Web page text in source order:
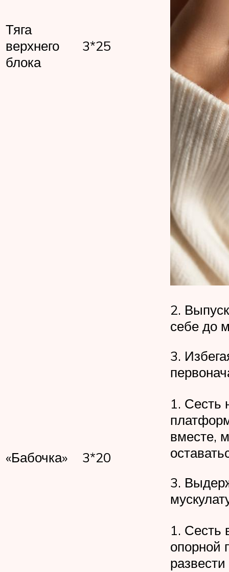
Тяга
верхнего
блока
3*25
2.
себе до
3.
«Бабочка» 3*20
1. Сесть
вместе,
3.
1. Сесть
опорной